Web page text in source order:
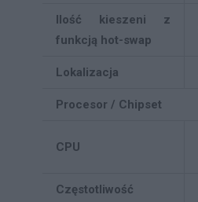
Ilość kieszeni z
funkcją hot-swap
Lokalizacja
Procesor / Chipset
CPU
Częstotliwość